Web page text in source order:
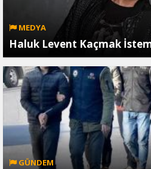
MEDYA
Haluk Levent Kaçmak
GÜNDEM